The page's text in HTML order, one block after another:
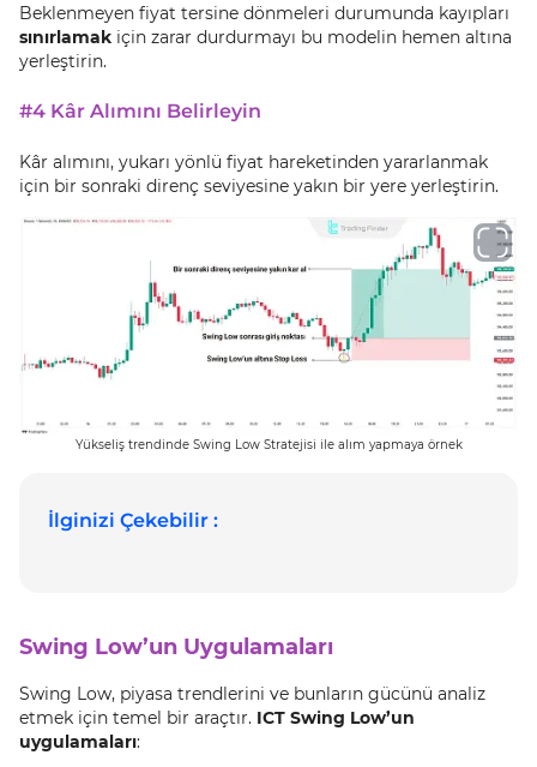
Beklenmeyen fiyat tersine dönmeleri durumunda kayıpları
sınırlamak için zarar durdurmayı bu modelin hemen altına
yerleştirin.
#4 Kâr Alımını Belirleyin
Kâr alımını, yukarı yönlü fiyat hareketinden yararlanmak
için bir sonraki direnç seviyesine yakın bir yere yerleştirin.
Yükseliş trendinde Swing Low Stratejisi ile alım yapmaya örnek
İlginizi Çekebilir :
Swing Low’un Uygulamaları
Swing Low, piyasa trendlerini ve bunların gücünü analiz
etmek için temel bir araçtır. ICT Swing Low’un
uygulamaları: